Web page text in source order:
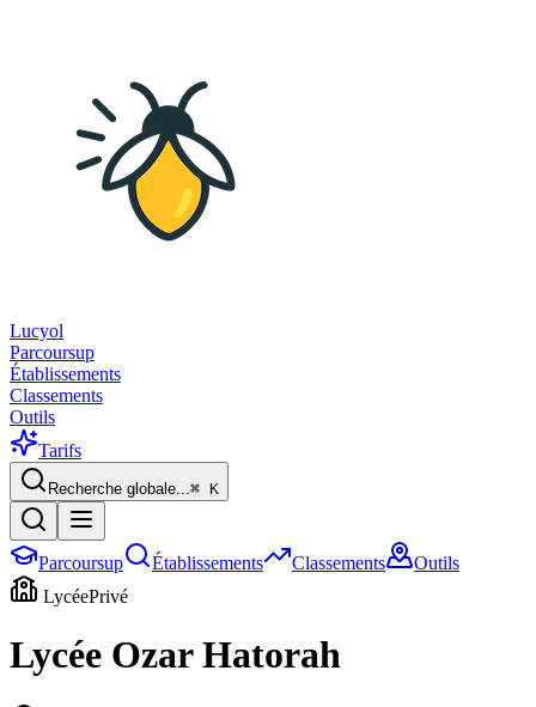
Lucyol
Parcoursup
Établissements
Classements
Outils
Tarifs
Recherche globale...⌘ K
Parcoursup Établissements Classements
Outils
LycéePrivé
Lycée Ozar Hatorah